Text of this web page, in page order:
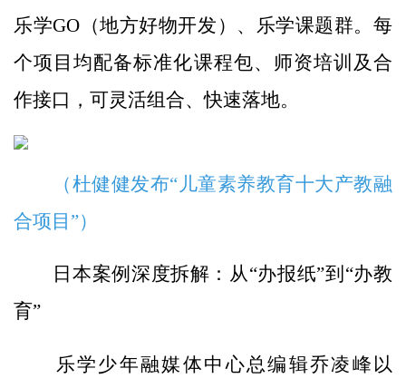
乐学GO（地方好物开发）、乐学课题群。每
个项目均配备标准化课程包、师资培训及合
作接口，可灵活组合、快速落地。
（杜健健发布“儿童素养教育十大产教融
合项目”）
日本案例深度拆解：从“办报纸”到“办教
育”
乐学少年融媒体中心总编辑乔凌峰以